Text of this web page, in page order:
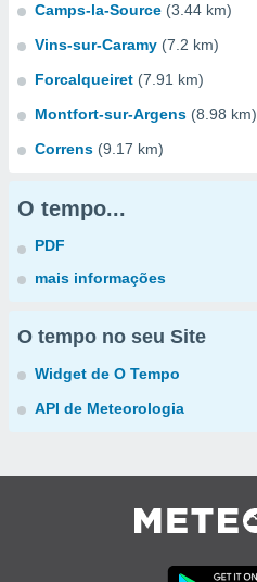
Camps-la-Source (3.44 km)
Vins-sur-Caramy (7.2 km)
Forcalqueiret (7.91 km)
Montfort-sur-Argens (8.98 km)
Correns (9.17 km)
O tempo...
PDF
mais informações
O tempo no seu Site
Widget de O Tempo
API de Meteorologia